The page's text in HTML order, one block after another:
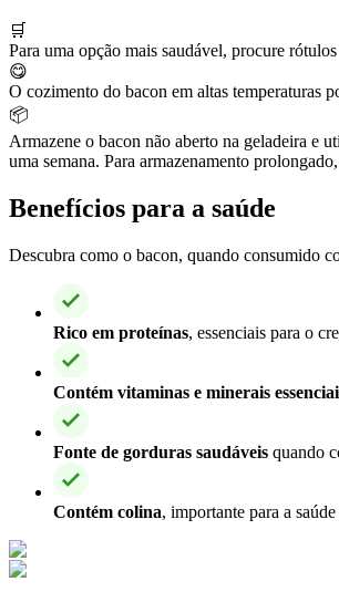
🛒
Para uma opção mais saudável, procure
😋
O cozimento do bacon em altas temperaturas
📦
Armazene o bacon não aberto na geladeira e
uma semana. Para armazenamento
Benefícios para a saúde
Descubra como o bacon, quando consumido
Rico em proteínas, essenciais para o
Contém vitaminas e minerais
Fonte de gorduras saudáveis quando
Contém colina, importante para a